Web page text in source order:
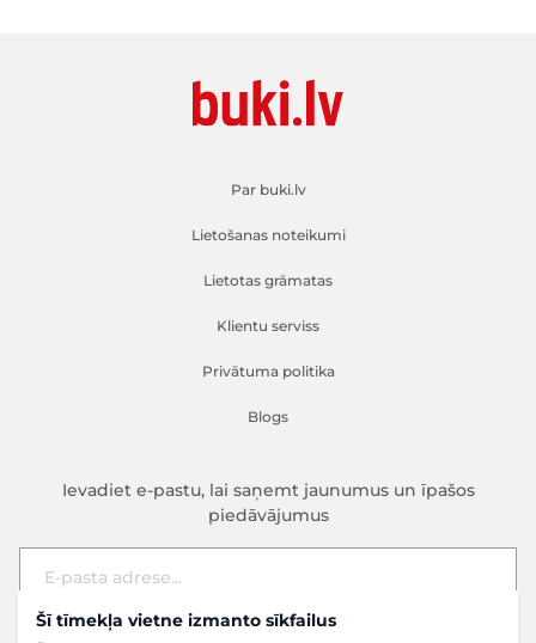
Šī tīmekļa vietne izmanto sīkfailus
Par buki.lv
Lietošanas noteikumi
Lietotas grāmatas
Klientu serviss
Privātuma politika
Blogs
Ievadiet e-pastu, lai saņemt jaunumus un īpašos
piedāvājumus
E-pasta adrese